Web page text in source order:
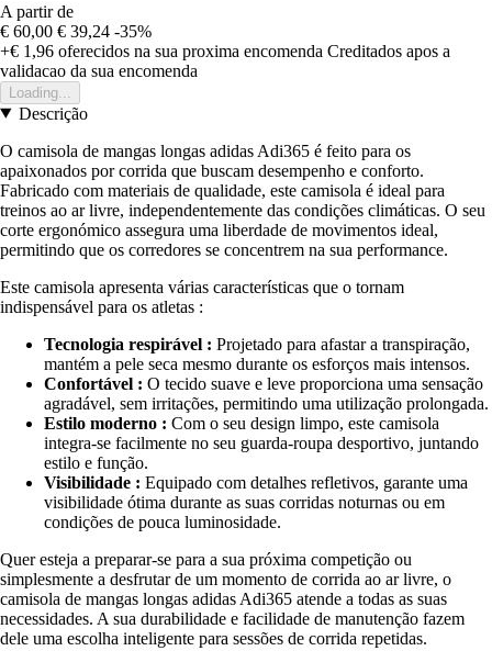
A partir de
€ 60,00 € 39,24 -35%
+€ 1,96 oferecidos na sua proxima encomenda Creditados apos a
validacao da sua encomenda
Loading...
Descrição
O camisola de mangas longas adidas Adi365 é feito para os
apaixonados por corrida que buscam desempenho e conforto.
Fabricado com materiais de qualidade, este camisola é ideal para
treinos ao ar livre, independentemente das condições climáticas. O seu
corte ergonómico assegura uma liberdade de movimentos ideal,
permitindo que os corredores se concentrem na sua performance.
Este camisola apresenta várias características que o tornam
indispensável para os atletas :
Tecnologia respirável : Projetado para afastar a transpiração,
mantém a pele seca mesmo durante os esforços mais intensos.
Confortável : O tecido suave e leve proporciona uma sensação
agradável, sem irritações, permitindo uma utilização prolongada.
Estilo moderno : Com o seu design limpo, este camisola
integra-se facilmente no seu guarda-roupa desportivo, juntando
estilo e função.
Visibilidade : Equipado com detalhes refletivos, garante uma
visibilidade ótima durante as suas corridas noturnas ou em
condições de pouca luminosidade.
Quer esteja a preparar-se para a sua próxima competição ou
simplesmente a desfrutar de um momento de corrida ao ar livre, o
camisola de mangas longas adidas Adi365 atende a todas as suas
necessidades. A sua durabilidade e facilidade de manutenção fazem
dele uma escolha inteligente para sessões de corrida repetidas.